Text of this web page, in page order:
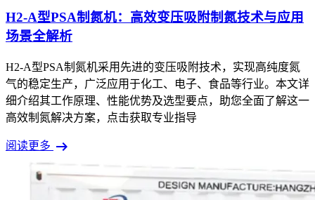
H2-A型PSA制氮机：高效变压吸附制氮技术与应用
场景全解析
H2-A型PSA制氮机采用先进的变压吸附技术，实现高纯度氮
气的稳定生产，广泛应用于化工、电子、食品等行业。本文详
细介绍其工作原理、性能优势及选型要点，助您全面了解这一
高效制氮解决方案，点击获取专业指导
阅读更多 arrow_right_alt